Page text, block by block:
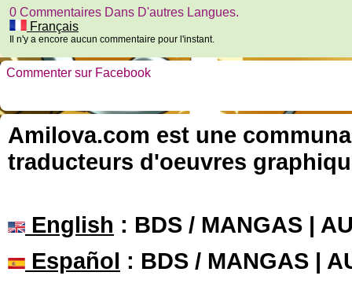
0 Commentaires Dans D'autres Langues.
Français
Il n'y a encore aucun commentaire pour l'instant.
Commenter sur Facebook
Amilova.com est une
traducteurs d'oeuvres
English : BDS / MANGAS |
Español : BDS / MANGAS |